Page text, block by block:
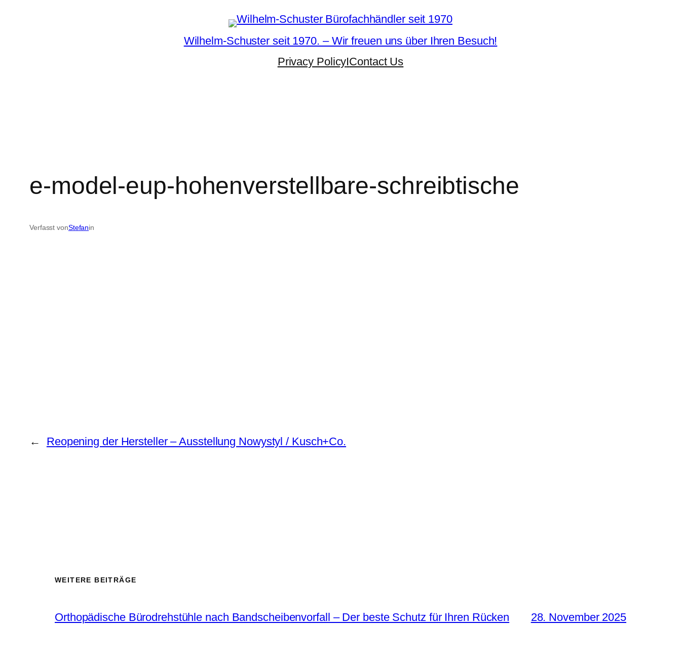
Wilhelm-Schuster seit 1970. – Wir freuen uns über Ihren Besuch!
Privacy PolicyIContact Us
e-model-eup-hohenverstellbare-schreibtische
Verfasst vonStefanin
← Reopening der Hersteller – Ausstellung Nowystyl / Kusch+Co.
WEITERE BEITRÄGE
Orthopädische Bürodrehstühle nach Bandscheibenvorfall – Der beste Schutz für Ihren Rücken 28. November 2025